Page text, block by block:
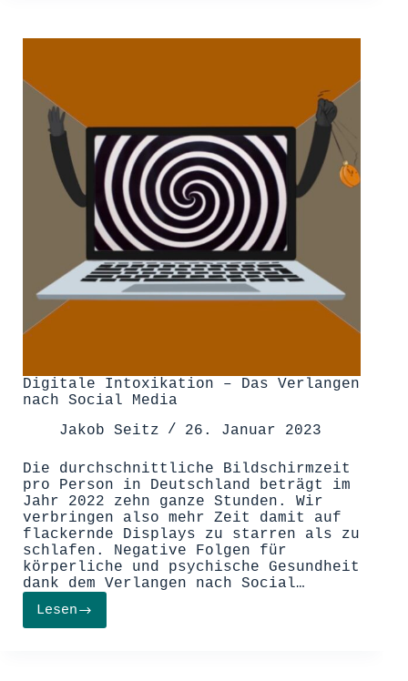
Digitale Intoxikation – Das Verlangen
nach Social Media
Jakob Seitz
26. Januar 2023
Die durchschnittliche Bildschirmzeit
pro Person in Deutschland beträgt im
Jahr 2022 zehn ganze Stunden. Wir
verbringen also mehr Zeit damit auf
flackernde Displays zu starren als zu
schlafen. Negative Folgen für
körperliche und psychische Gesundheit
dank dem Verlangen nach Social…
LesenDigitale
Intoxikation